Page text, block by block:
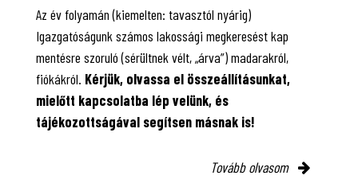
Az év folyamán (kiemelten: tavasztól nyárig)
Igazgatóságunk számos lakossági megkeresést kap
mentésre szoruló (sérültnek vélt, „árva”) madarakról,
fiókákról. Kérjük, olvassa el összeállításunkat,
mielőtt kapcsolatba lép velünk, és
tájékozottságával segítsen másnak is!
Tovább olvasom